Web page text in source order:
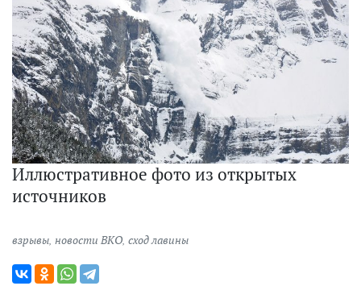
Иллюстративное фото из открытых
источников
взрывы новости ВКО сход лавины